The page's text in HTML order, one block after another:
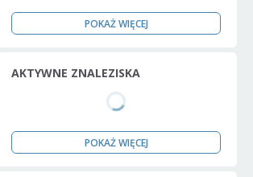
POKAŻ WIĘCEJ
AKTYWNE ZNALEZISKA
POKAŻ WIĘCEJ